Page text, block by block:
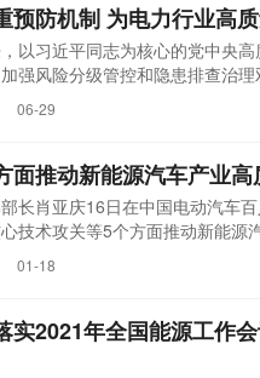
预防机制 为电力行业高
以习近平同志为核心的党中央
强风险分级管控和隐患排查治
任 推动安全发展”，深入持久
06-29
面推动新能源汽车产业高
长肖亚庆16日在中国电动汽车
技术攻关等5个方面推动新能
。在经历了2020年全球汽车产
01-18
实2021年全国能源工作